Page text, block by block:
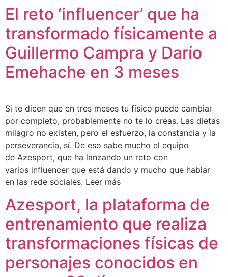
El reto ‘influencer’ que ha
transformado físicamente a
Guillermo Campra y Darío
Emehache en 3 meses
Si te dicen que en tres meses tu físico puede cambiar
por completo, probablemente no te lo creas. Las dietas
milagro no existen, pero el esfuerzo, la constancia y la
perseverancia, sí. De eso sabe mucho el equipo
de Azesport, que ha lanzando un reto con
varios influencer que está dando y mucho que hablar
en las rede sociales. Leer más
Azesport, la plataforma de
entrenamiento que realiza
transformaciones físicas de
personajes conocidos en